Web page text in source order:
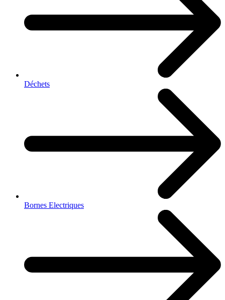
Déchets
Bornes Electriques